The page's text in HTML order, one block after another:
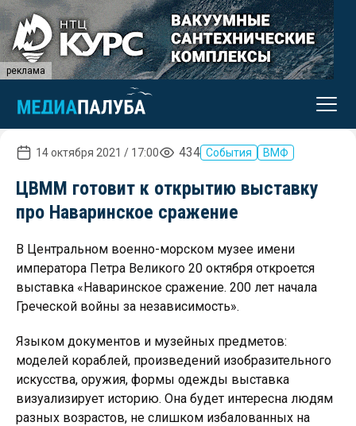
реклама
14 октября 2021 / 17:00 434 События ВМФ
ЦВММ готовит к открытию выставку
про Наваринское сражение
В Центральном военно-морском музее имени
императора Петра Великого 20 октября откроется
выставка «Наваринское сражение. 200 лет начала
Греческой войны за независимость».
Языком документов и музейных предметов:
моделей кораблей, произведений изобразительного
искусства, оружия, формы одежды выставка
визуализирует историю. Она будет интересна людям
разных возрастов, не слишком избалованных на